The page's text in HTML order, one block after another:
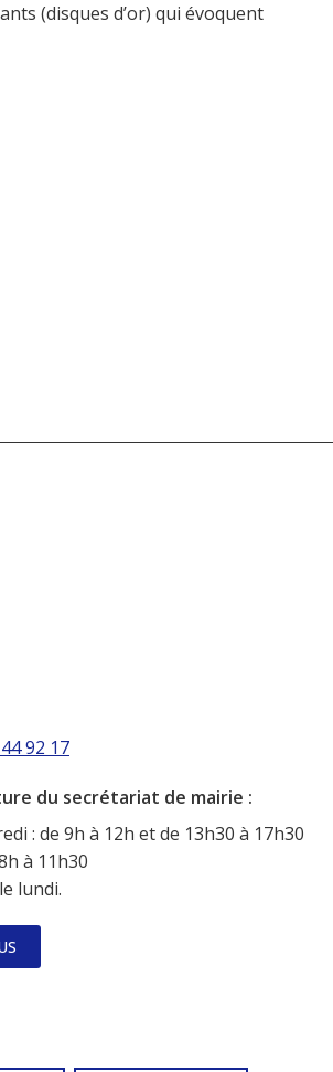
(disques d’or) qui évoquent
92 17
du secrétariat de mairie :
: de 9h à 12h et de 13h30 à 17h30
à 11h30
lundi.